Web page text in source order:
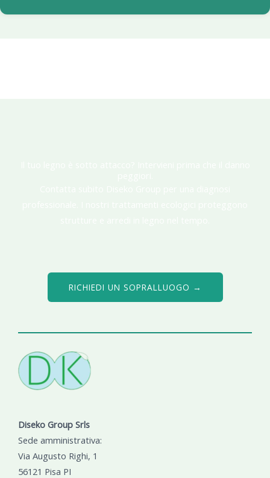
RICHIEDI UN SOPRALLUOGO →
Diseko Group Srls
Sede amministrativa:
Via Augusto Righi, 1
56121 Pisa PI